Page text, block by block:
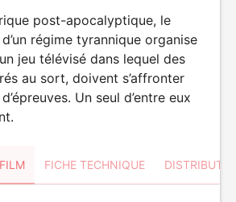
post-apocalyptique, le
régime tyrannique organise
jeu télévisé dans lequel des
au sort, doivent s’affronter
Un seul d’entre eux
FICHE TECHNIQUE